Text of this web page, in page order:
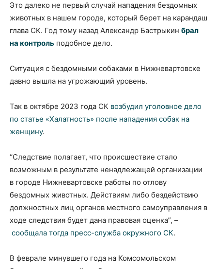
Это далеко не первый случай нападения бездомных
животных в нашем городе, который берет на карандаш
глава СК. Год тому назад Александр Бастрыкин брал
на контроль подобное дело.
Ситуация с бездомными собаками в Нижневартовске
давно вышла на угрожающий уровень.
Так в октябре 2023 года СК возбудил уголовное дело
по статье «Халатность» после нападения собак на
женщину.
“Следствие полагает, что происшествие стало
возможным в результате ненадлежащей организации
в городе Нижневартовске работы по отлову
бездомных животных. Действиям либо бездействию
должностных лиц органов местного самоуправления в
ходе следствия будет дана правовая оценка”, –
сообщала тогда пресс-служба окружного СК.
В феврале минувшего года на Комсомольском